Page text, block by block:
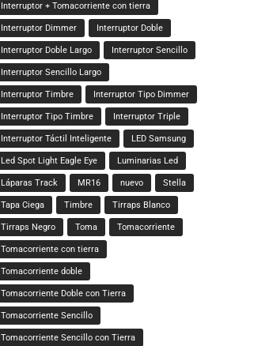
Interruptor + Tomacorriente con tierra
Interruptor Dimmer Interruptor Doble
Interruptor Doble Largo Interruptor Sencillo
Interruptor Sencillo Largo
Interruptor Timbre Interruptor Tipo Dimmer
Interruptor Tipo Timbre Interruptor Triple
Interruptor Táctil Inteligente LED Samsung
Led Spot Light Eagle Eye Luminarias Led
Láparas Track MR16 nuevo Stella
Tapa Ciega Timbre Tirraps Blanco
Tirraps Negro Toma Tomacorriente
Tomacorriente con tierra
Tomacorriente doble
Tomacorriente Doble con Tierra
Tomacorriente Sencillo
Tomacorriente Sencillo con Tierra